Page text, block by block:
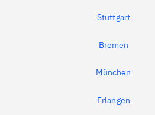
Stuttgart
Bremen
München
Erlangen